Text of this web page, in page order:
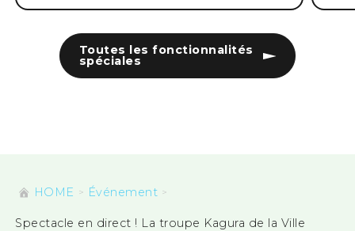
Toutes les fonctionnalités
spéciales
HOME Événement
Spectacle en direct ! La troupe Kagura de la Ville